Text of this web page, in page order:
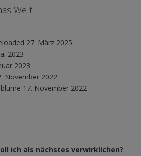
Welt
27. März 2025
2023
2023
November 2022
17. November 2022
ich als nächstes verwirklichen?